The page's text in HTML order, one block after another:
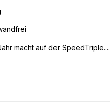
macht auf der SpeedTriple....